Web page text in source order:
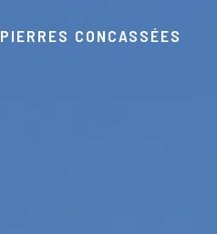
PIERRES CONCASSÉES